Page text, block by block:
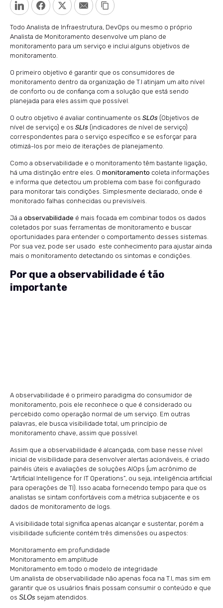
LinkedInFacebookTwitterEmail Copy Link
Todo Analista de Infraestrutura, DevOps ou mesmo o próprio
Analista de Monitoramento desenvolve um plano de
monitoramento para um serviço e inclui alguns objetivos de
monitoramento.
O primeiro objetivo é garantir que os consumidores de
monitoramento dentro da organização de T.I atinjam um alto nível
de conforto ou de confiança com a solução que está sendo
planejada para eles assim que possível.
O outro objetivo é avaliar continuamente os SLOs (Objetivos de
nível de serviço) e os SLIs (indicadores de nível de serviço)
correspondentes para o serviço específico e se esforçar para
otimizá-los por meio de iterações de planejamento.
Como a observabilidade e o monitoramento têm bastante ligação,
há uma distinção entre eles. O monitoramento coleta informações
e informa que detectou um problema com base foi configurado
para monitorar tais condições. Simplesmente declarado, onde é
monitorado falhas conhecidas ou previsíveis.
Já a observabilidade é mais focada em combinar todos os dados
coletados por suas ferramentas de monitoramento e buscar
oportunidades para entender o comportamento desses sistemas.
Por sua vez, pode ser usado este conhecimento para ajustar ainda
mais o monitoramento detectando os sintomas e condições.
Por que a observabilidade é tão
importante
A observabilidade é o primeiro paradigma do consumidor de
monitoramento, pois ele reconhece o que é considerado ou
percebido como operação normal de um serviço. Em outras
palavras, ele busca visibilidade total, um princípio de
monitoramento chave, assim que possível.
Assim que a observabilidade é alcançada, com base nesse nível
inicial de visibilidade para desenvolver alertas acionáveis, é criado
painéis úteis e avaliações de soluções AIOps (um acrônimo de
“Artificial Intelligence for IT Operations”, ou seja, inteligência artificial
para operações de TI). Isso acaba fornecendo tempo para que os
analistas se sintam confortáveis com a métrica subjacente e os
dados de monitoramento de logs.
A visibilidade total significa apenas alcançar e sustentar, porém a
visibilidade suficiente contém três dimensões ou aspectos:
Monitoramento em profundidade
Monitoramento em amplitude
Monitoramento em todo o modelo de integridade
Um analista de observabilidade não apenas foca na T.I, mas sim em
garantir que os usuários finais possam consumir o conteúdo e que
os SLOs sejam atendidos.